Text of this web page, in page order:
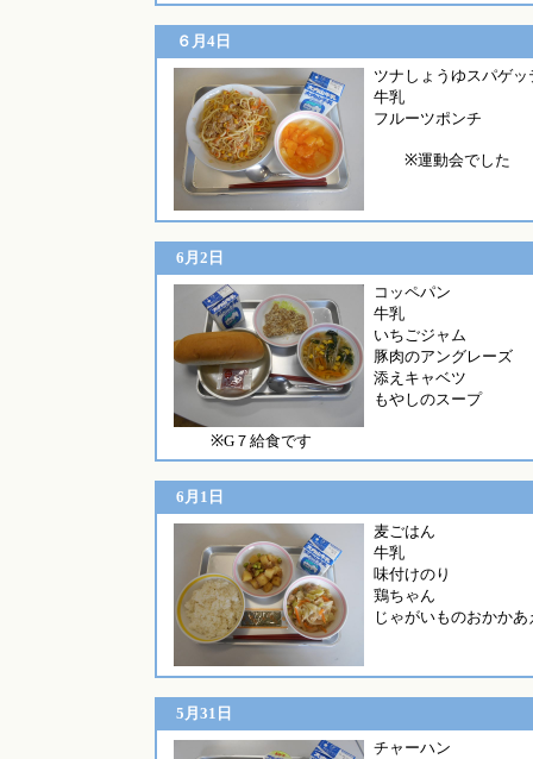
６月4日
ツナしょう
牛乳
フルーツポンチ
※運動会でした
6月2日
コッペ
牛乳
いちごジャム
豚肉のアングレーズ
添えキャベツ
もやしのスープ
※G７給食です
6月1日
麦ご
牛乳
味付けのり
鶏ちゃん
じゃがいものおかかあ
5月31日
チャーハ